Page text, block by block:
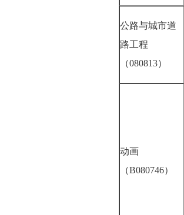
公路与城市道
路工程
（080813）
动画
（B080746）